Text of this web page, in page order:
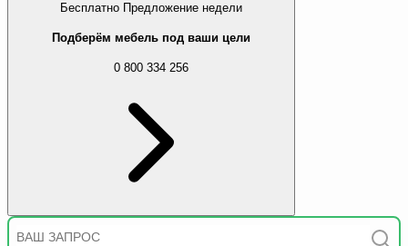
Бесплатно Предложение недели
Подберём мебель под ваши цели
0 800 334 256